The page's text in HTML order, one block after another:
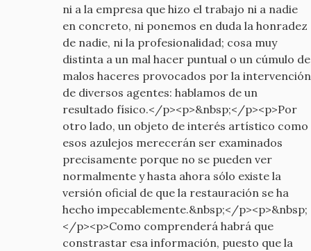
ni a la empresa que hizo el trabajo ni a nadie
en concreto, ni ponemos en duda la honradez
de nadie, ni la profesionalidad; cosa muy
distinta a un mal hacer puntual o un cúmulo de
malos haceres provocados por la intervención
de diversos agentes: hablamos de un
resultado físico.</p><p>&nbsp;</p><p>Por
otro lado, un objeto de interés artístico como
esos azulejos merecerán ser examinados
precisamente porque no se pueden ver
normalmente y hasta ahora sólo existe la
versión oficial de que la restauración se ha
hecho impecablemente.&nbsp;</p><p>&nbsp;
</p><p>Como comprenderá habrá que
constrastar esa información, puesto que la